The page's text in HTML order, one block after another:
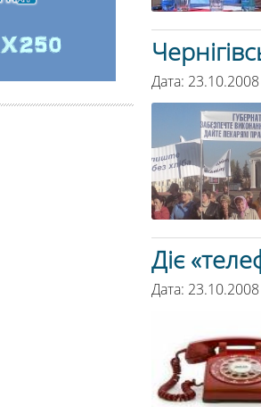
Дата:
Діє
Дата: